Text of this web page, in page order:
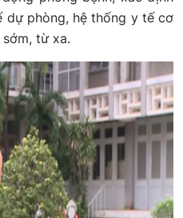
dự phòng, hệ thống y tế cơ
từ xa.